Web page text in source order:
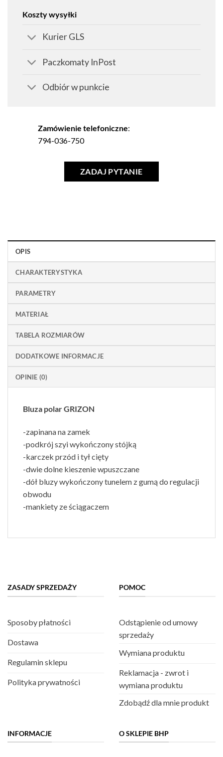
Koszty wysyłki
Kurier GLS
Paczkomaty InPost
Odbiór w punkcie
Zamówienie telefoniczne:
794-036-750
ZADAJ PYTANIE
OPIS
CHARAKTERYSTYKA
PARAMETRY
MATERIAŁ
TABELA ROZMIARÓW
DODATKOWE INFORMACJE
OPINIE (0)
Bluza polar GRIZON
-zapinana na zamek
-podkrój szyi wykończony stójką
-karczek przód i tył cięty
-dwie dolne kieszenie wpuszczane
-dół bluzy wykończony tunelem z gumą do regulacji
obwodu
-mankiety ze ściągaczem
ZASADY SPRZEDAŻY
Sposoby płatności
Dostawa
Regulamin sklepu
Polityka prywatności
POMOC
Odstąpienie od umowy
sprzedaży
Wymiana produktu
Reklamacja - zwrot i
wymiana produktu
Zdobądź dla mnie produkt
INFORMACJE O SKLEPIE BHP